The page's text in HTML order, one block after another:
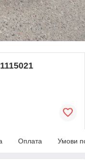
Оплата Умови